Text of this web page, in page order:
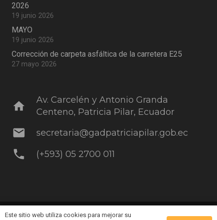
2026
19 junio 2026
MAYO
19 junio 2026
Corrección de carpeta asfáltica de la carretera E25
27 mayo 2026
home
Av. Carcelén y Antonio Granda
Centeno, Patricia Pilar, Ecuador
mail secretaria@gadpatriciapilar.gob.ec
phone (+593) 05 2700 011
Este sitio web utiliza cookies para mejorar su